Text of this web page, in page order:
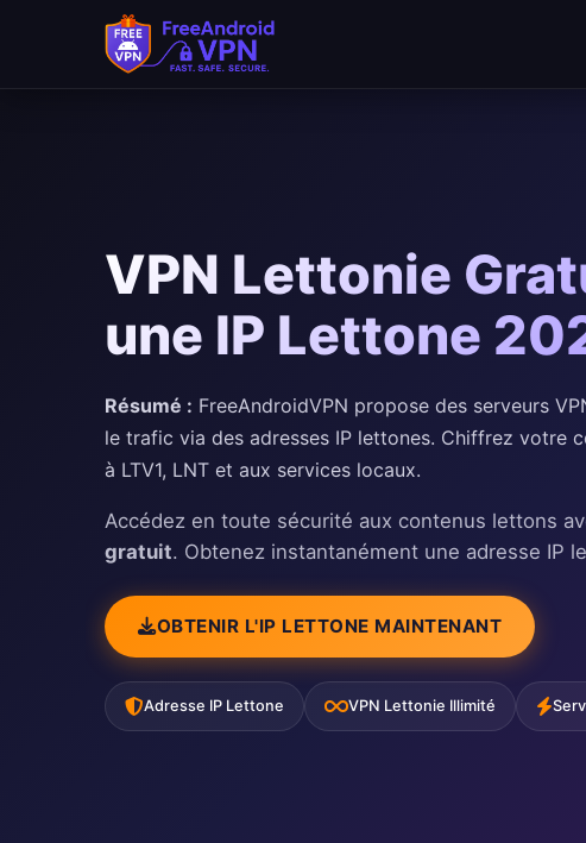
VPN Lettonie
une IP Lettone
Résumé : FreeAndroidVPN propose des serveurs
le trafic via des adresses IP lettones. Chiffrez votre
à LTV1, LNT et aux services locaux.
Accédez en toute sécurité aux contenus lettons
gratuit. Obtenez instantanément une adresse IP
OBTENIR L'IP LETTONE MAINTENANT
Adresse IP Lettone VPN Lettonie Illimité